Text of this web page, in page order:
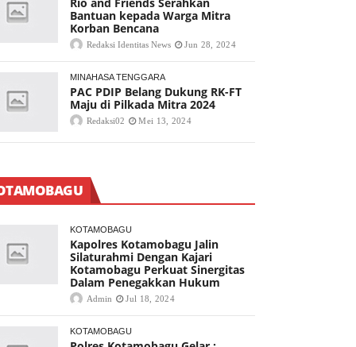
Bantuan kepada Warga Mitra
Korban Bencana
Redaksi Identitas News Jun 28, 2024
MINAHASA TENGGARA
PAC PDIP Belang Dukung RK-FT
Maju di Pilkada Mitra 2024
Redaksi02 Mei 13, 2024
KOTAMOBAGU
Kapolres Kotamobagu Jalin
Silaturahmi Dengan Kajari
Kotamobagu Perkuat Sinergitas
Dalam Penegakkan Hukum
Admin Jul 18, 2024
KOTAMOBAGU